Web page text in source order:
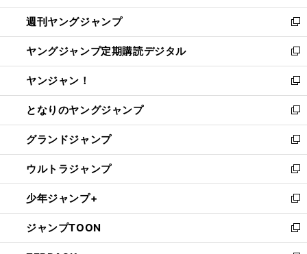
開
く
ウ
で
開
く
ン
ド
ウ
で
開
く
ウ
ィ
ン
ド
ウ
で
開
く
週刊ヤングジャンプ
新
し
い
ウ
ィ
ン
ド
ウ
で
開
く
ヤングジャンプ定期購読デジタル
新
し
い
ウ
ィ
ン
ド
ウ
で
開
く
ヤンジャン！
新
し
い
ウ
ィ
ン
ド
ウ
で
開
く
となりのヤングジャンプ
新
し
い
ウ
ィ
ン
ド
ウ
で
開
グランドジャンプ
新
し
い
ウ
ィ
ン
ド
ウ
ウルトラジャンプ
新
し
い
ウ
ィ
ン
少年ジャンプ+
新
し
い
ウ
ジャンプTOON
新
し